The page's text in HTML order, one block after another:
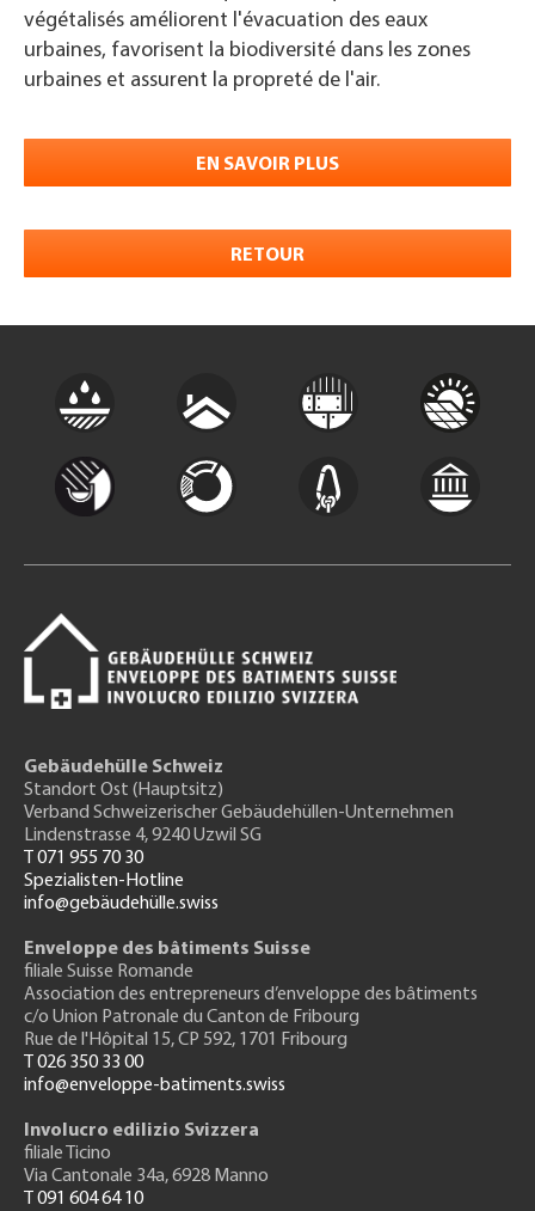
végétalisés améliorent l'évacuation des eaux
urbaines, favorisent la biodiversité dans les zones
urbaines et assurent la propreté de l'air.
EN SAVOIR PLUS
RETOUR
Gebäudehülle Schweiz
Standort Ost (Hauptsitz)
Verband Schweizerischer Gebäudehüllen-Unternehmen
Lindenstrasse 4, 9240 Uzwil SG
T 071 955 70 30
Spezialisten-Hotline
info@gebäudehülle.swiss
Enveloppe des bâtiments Suisse
filiale Suisse Romande
Association des entrepreneurs d’enveloppe des bâtiments
c/o Union Patronale du Canton de Fribourg
Rue de l'Hôpital 15, CP 592, 1701 Fribourg
T 026 350 33 00
info@enveloppe-batiments.swiss
Involucro edilizio Svizzera
filiale Ticino
Via Cantonale 34a, 6928 Manno
T 091 604 64 10